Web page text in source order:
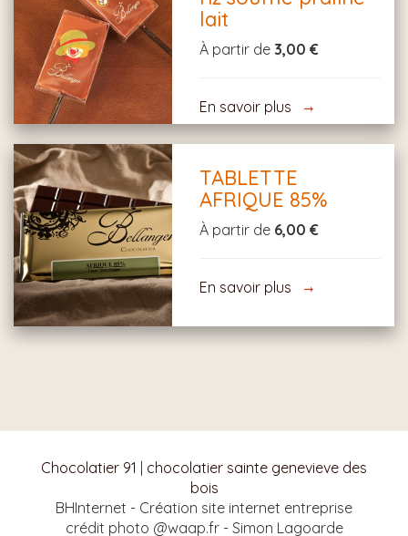
lait
À partir de 3,00 €
En savoir plus
TABLETTE
AFRIQUE 85%
À partir de 6,00 €
En savoir plus
Chocolatier 91
chocolatier sainte genevieve des
bois
BHInternet - Création site internet entreprise
crédit photo @waap.fr - Simon Lagoarde